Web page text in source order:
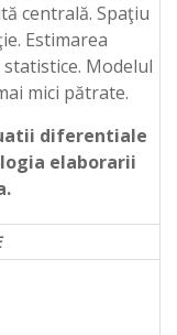
centrală. Spaţiu
Estimarea
Modelul
mici pătrate.
diferentiale
elaborarii